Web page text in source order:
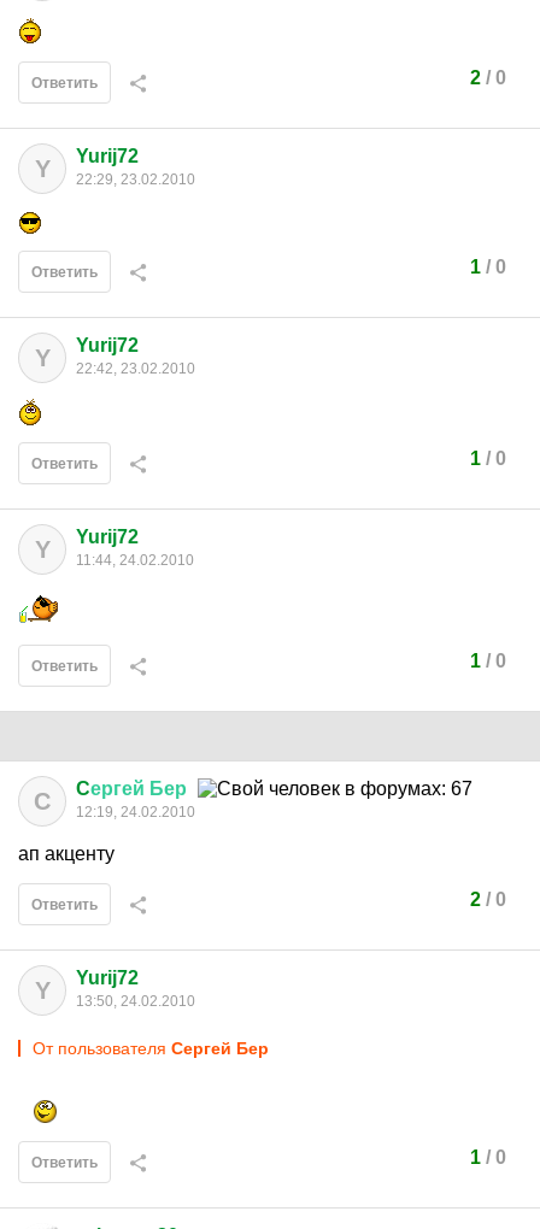
2/ 0
Ответить
Y Yurij72
22:29, 23.02.2010
1/ 0
Ответить
Y Yurij72
22:42, 23.02.2010
1/ 0
Ответить
Y Yurij72
11:44, 24.02.2010
1/ 0
Ответить
C Cергей Бер
12:19, 24.02.2010
ап акценту
2/ 0
Ответить
Y Yurij72
13:50, 24.02.2010
От пользователя Cергей Бер
1/ 0
Ответить